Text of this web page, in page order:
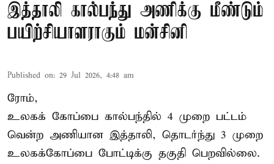
இத்தாலி கால்பந்து அணிக்கு மீண்டும்
பயிற்சியாளராகும் மன்சினி
Published on: 29 Jul 2026, 4:48 am
ரோம்,
உலகக் கோப்பை கால்பந்தில் 4 முறை பட்டம்
வென்ற அணியான இத்தாலி, தொடர்ந்து 3 முறை
உலகக்கோப்பை போட்டிக்கு தகுதி பெறவில்லை.